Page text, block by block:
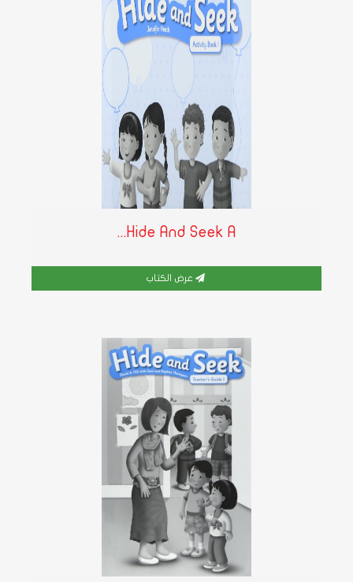
Hide And Seek A...
عرض الكتاب